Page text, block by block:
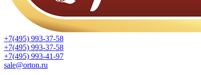
+7(495) 993-37-58
+7(495) 993-37-58
+7(495) 993-41-97
sale@orton.ru